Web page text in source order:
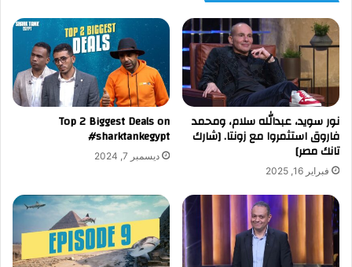
نور سويد، عبدالله سلام، ومحمد
فاروق استثمروا مع زونتا. [شارك
تانك مصر]
فبراير 16, 2025
Top 2 Biggest Deals on
#sharktankegypt
ديسمبر 7, 2024